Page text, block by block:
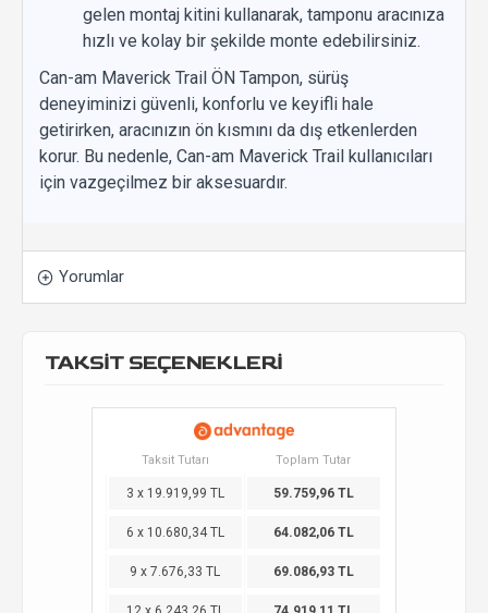
gelen montaj kitini kullanarak, tamponu aracınıza
hızlı ve kolay bir şekilde monte edebilirsiniz.
Can-am Maverick Trail ÖN Tampon, sürüş
deneyiminizi güvenli, konforlu ve keyifli hale
getirirken, aracınızın ön kısmını da dış etkenlerden
korur. Bu nedenle, Can-am Maverick Trail kullanıcıları
için vazgeçilmez bir aksesuardır.
Yorumlar
TAKSİT SEÇENEKLERİ
Taksit Tutarı Toplam Tutar
3 x 19.919,99 TL 59.759,96 TL
6 x 10.680,34 TL 64.082,06 TL
9 x 7.676,33 TL 69.086,93 TL